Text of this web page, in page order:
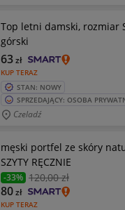
Top letni damski, rozmiar
górski
KUP TERAZ
63zł
STAN: NOWY
SPRZEDAJĄCY: OSOBA
Czeladź
męski portfel ze skóry
SZYTY RĘCZNIE
-33% 120,00 zł
KUP TERAZ
80zł